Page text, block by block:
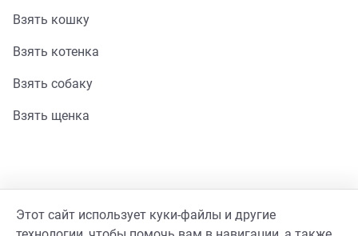
Взять кошку
Взять котенка
Взять собаку
Взять щенка
Этот сайт использует куки-файлы и другие